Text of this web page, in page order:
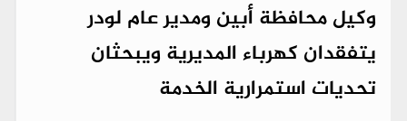
وكيل محافظة أبين ومدير عام لودر
يتفقدان كهرباء المديرية ويبحثان
تحديات استمرارية الخدمة